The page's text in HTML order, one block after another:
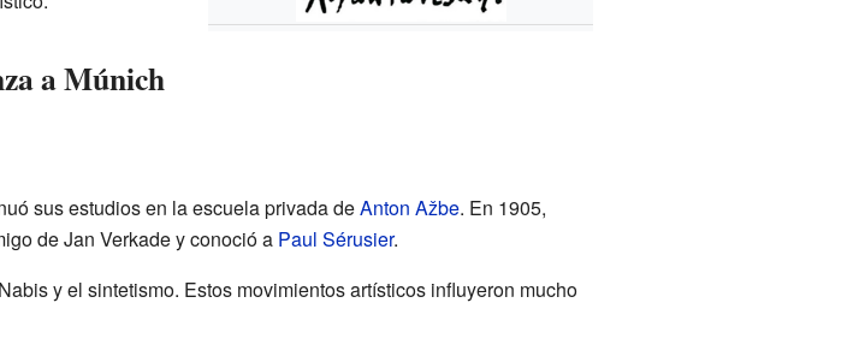
a Múnich
sus estudios en la escuela privada deAnton Ažbe. En 1905,
de Jan Verkade y conoció a Paul Sérusier.
y el sintetismo. Estos movimientos artísticos influyeron mucho